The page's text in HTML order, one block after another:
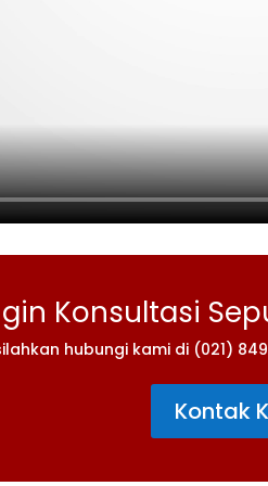
Konsultasi
hubungi kami di (021)
Kontak